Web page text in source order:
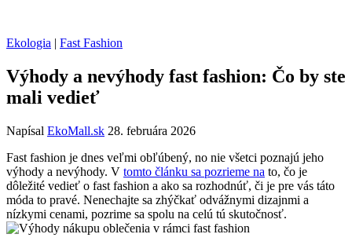
Ekologia | Fast Fashion
Výhody a nevýhody fast fashion: Čo by ste
mali vedieť
Napísal EkoMall.sk 28. februára 2026
Fast fashion je dnes veľmi obľúbený, no nie všetci poznajú jeho
výhody a nevýhody. V tomto článku sa pozrieme na to, čo je
dôležité vedieť o fast fashion a ako sa rozhodnúť, či je pre vás táto
móda to pravé. Nenechajte sa zhýčkať odvážnymi dizajnmi a
nízkymi cenami, pozrime sa spolu na celú tú skutočnosť.